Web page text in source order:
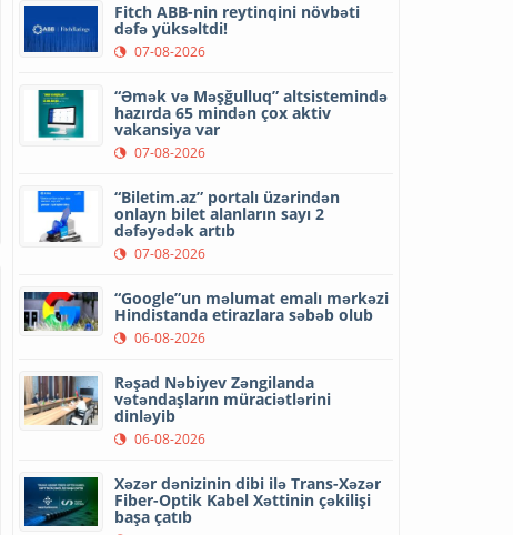
Fitch ABB-nin reytinqini növbəti
dəfə yüksəltdi!
07-08-2026
“Əmək və Məşğulluq” altsistemində
hazırda 65 mindən çox aktiv
vakansiya var
07-08-2026
“Biletim.az” portalı üzərindən
onlayn bilet alanların sayı 2
dəfəyədək artıb
07-08-2026
“Google”un məlumat emalı mərkəzi
Hindistanda etirazlara səbəb olub
06-08-2026
Rəşad Nəbiyev Zəngilanda
vətəndaşların müraciətlərini
dinləyib
06-08-2026
Xəzər dənizinin dibi ilə Trans-Xəzər
Fiber-Optik Kabel Xəttinin çəkilişi
başa çatıb